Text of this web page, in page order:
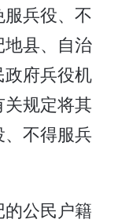
兵役、不
县、自治
府兵役机
规定将其
不得服兵
公民户籍